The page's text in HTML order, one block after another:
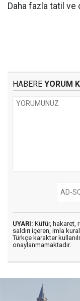
Daha fazla tatil ve
HABERE YORUM
UYARI: Küfür, hakaret,
saldırı içeren, imla
Türkçe karakter
onaylanmamaktadır.